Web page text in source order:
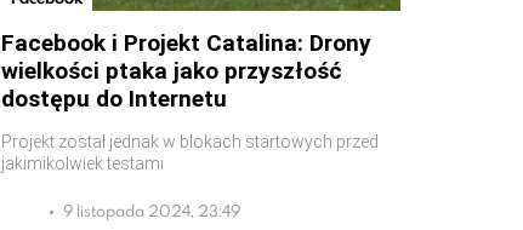
Facebook i Projekt Catalina: Drony
wielkości ptaka jako przyszłość
dostępu do Internetu
Projekt został jednak w blokach startowych przed
jakimikolwiek testami
9 listopada 2024, 23:49